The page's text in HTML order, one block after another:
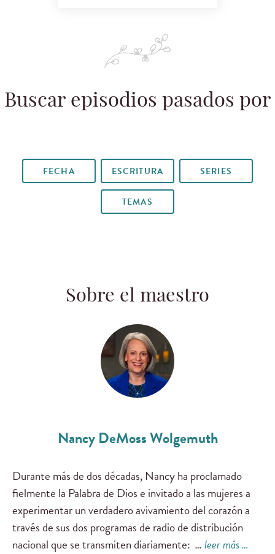
Buscar episodios pasados por
FECHA ESCRITURA SERIES
TEMAS
Sobre el maestro
Nancy DeMoss Wolgemuth
Durante más de dos décadas, Nancy ha proclamado
fielmente la Palabra de Dios e invitado a las mujeres a
experimentar un verdadero avivamiento del corazón a
través de sus dos programas de radio de distribución
nacional que se transmiten diariamente: …leer más …